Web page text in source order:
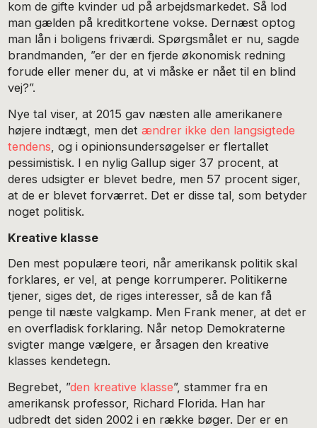
kom de gifte kvinder ud på arbejdsmarkedet. Så lod
man gælden på kreditkortene vokse. Dernæst optog
man lån i boligens friværdi. Spørgsmålet er nu, sagde
brandmanden, ”er der en fjerde økonomisk redning
forude eller mener du, at vi måske er nået til en blind
vej?”.
Nye tal viser, at 2015 gav næsten alle amerikanere
højere indtægt, men detændrer ikke den langsigtede
tendens, og i opinionsundersøgelser er flertallet
pessimistisk. I en nylig Gallup siger 37 procent, at
deres udsigter er blevet bedre, men 57 procent siger,
at de er blevet forværret. Det er disse tal, som betyder
noget politisk.
Kreative klasse
Den mest populære teori, når amerikansk politik skal
forklares, er vel, at penge korrumperer. Politikerne
tjener, siges det, de riges interesser, så de kan få
penge til næste valgkamp. Men Frank mener, at det er
en overfladisk forklaring. Når netop Demokraterne
svigter mange vælgere, er årsagen den kreative
klasses kendetegn.
Begrebet, ”den kreative klasse”, stammer fra en
amerikansk professor, Richard Florida. Han har
udbredt det siden 2002 i en række bøger. Der er en